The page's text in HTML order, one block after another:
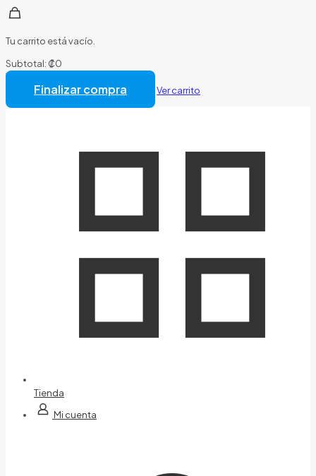
Tu carrito está vacío.
Subtotal: ₡0
Total:
Finalizar compra Ver carrito
Tienda
Mi cuenta